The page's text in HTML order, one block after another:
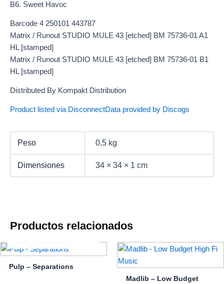
B6. Sweet Havoc
Barcode 4 250101 443787
Matrix / Runout STUDIO MULE 43 [etched] BM 75736-01 A1
HL [stamped]
Matrix / Runout STUDIO MULE 43 [etched] BM 75736-01 B1
HL [stamped]
Distributed By Kompakt Distribution
Product listed via DisconnectData provided by Discogs
Peso 0,5 kg
Dimensiones 34 × 34 × 1 cm
Productos relacionados
Pulp – Separations
Madlib – Low Budget